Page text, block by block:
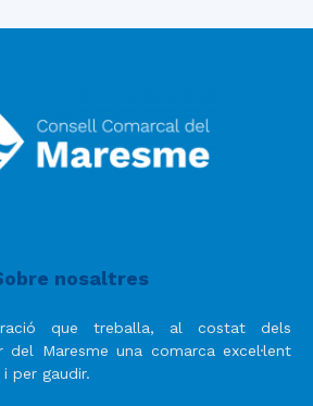
nosaltres
que treballa, al costat dels
Maresme una comarca excel·lent
per gaudir.